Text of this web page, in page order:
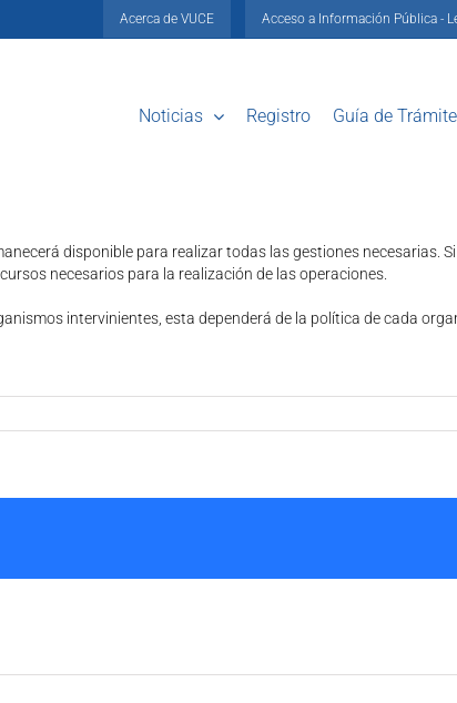
Acerca de VUCE Acceso a Información Pública -
Noticias Registro Guía de
disponible para realizar todas las gestiones necesarias.
necesarios para la realización de las operaciones.
intervinientes, esta dependerá de la política de cada